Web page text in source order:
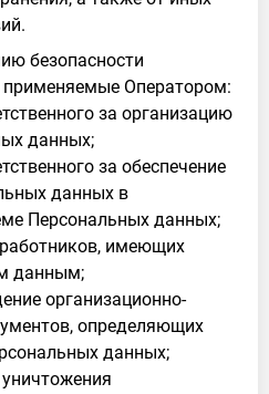
безопасности
Оператором:
за организацию
данных;
за обеспечение
данных в
Персональных данных;
работников, имеющих
данным;
организационно-
определяющих
данных;